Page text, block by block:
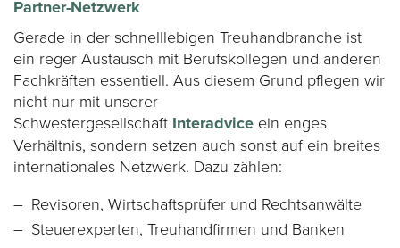
Partner-Netzwerk
Gerade in der schnelllebigen Treuhandbranche ist
ein reger Austausch mit Berufskollegen und anderen
Fachkräften essentiell. Aus diesem Grund pflegen wir
nicht nur mit unserer
Schwestergesellschaft Interadvice ein enges
Verhältnis, sondern setzen auch sonst auf ein breites
internationales Netzwerk. Dazu zählen:
Revisoren, Wirtschaftsprüfer und Rechtsanwälte
Steuerexperten, Treuhandfirmen und Banken